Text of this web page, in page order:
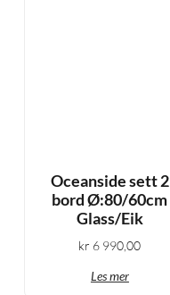
Oceanside sett 2
bord Ø:80/60cm
Glass/Eik
kr 6 990,00
Les mer